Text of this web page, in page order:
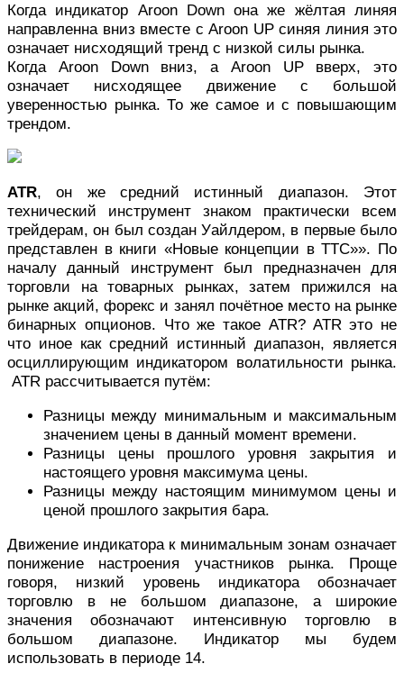
Когда индикатор Aroon Down она же жёлтая линяя
направленна вниз вместе с Aroon UP синяя линия это
означает нисходящий тренд с низкой силы рынка.
Когда Aroon Down вниз, а Aroon UP вверх, это
означает нисходящее движение с большой
уверенностью рынка. То же самое и с повышающим
трендом.
ATR, он же средний истинный диапазон. Этот
технический инструмент знаком практически всем
трейдерам, он был создан Уайлдером, в первые было
представлен в книги «Новые концепции в ТТС»». По
началу данный инструмент был предназначен для
торговли на товарных рынках, затем прижился на
рынке акций, форекс и занял почётное место на рынке
бинарных опционов. Что же такое ATR? ATR это не
что иное как средний истинный диапазон, является
осциллирующим индикатором волатильности рынка.
ATR рассчитывается путём:
Разницы между минимальным и максимальным
значением цены в данный момент времени.
Разницы цены прошлого уровня закрытия и
настоящего уровня максимума цены.
Разницы между настоящим минимумом цены и
ценой прошлого закрытия бара.
Движение индикатора к минимальным зонам означает
понижение настроения участников рынка. Проще
говоря, низкий уровень индикатора обозначает
торговлю в не большом диапазоне, а широкие
значения обозначают интенсивную торговлю в
большом диапазоне. Индикатор мы будем
использовать в периоде 14.